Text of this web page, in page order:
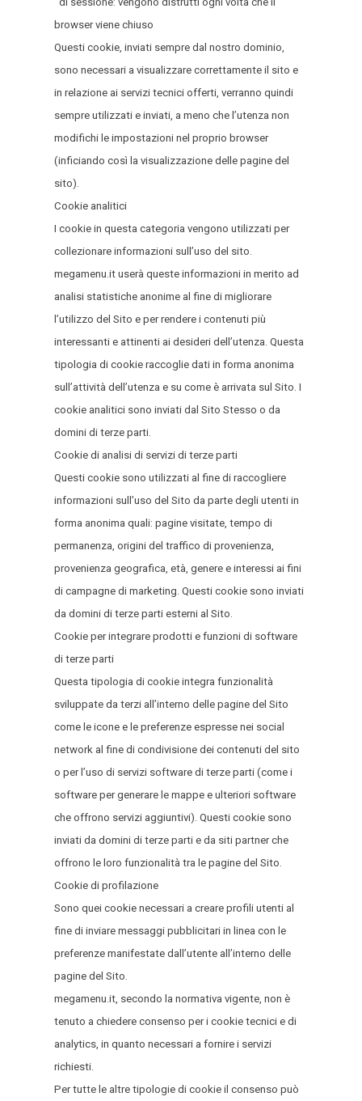
browser viene chiuso
Questi cookie, inviati sempre dal nostro dominio,
sono necessari a visualizzare correttamente il sito e
in relazione ai servizi tecnici offerti, verranno quindi
sempre utilizzati e inviati, a meno che l’utenza non
modifichi le impostazioni nel proprio browser
(inficiando così la visualizzazione delle pagine del
sito).
Cookie analitici
I cookie in questa categoria vengono utilizzati per
collezionare informazioni sull’uso del sito.
megamenu.it userà queste informazioni in merito ad
analisi statistiche anonime al fine di migliorare
l’utilizzo del Sito e per rendere i contenuti più
interessanti e attinenti ai desideri dell’utenza. Questa
tipologia di cookie raccoglie dati in forma anonima
sull’attività dell’utenza e su come è arrivata sul Sito. I
cookie analitici sono inviati dal Sito Stesso o da
domini di terze parti.
Cookie di analisi di servizi di terze parti
Questi cookie sono utilizzati al fine di raccogliere
informazioni sull’uso del Sito da parte degli utenti in
forma anonima quali: pagine visitate, tempo di
permanenza, origini del traffico di provenienza,
provenienza geografica, età, genere e interessi ai fini
di campagne di marketing. Questi cookie sono inviati
da domini di terze parti esterni al Sito.
Cookie per integrare prodotti e funzioni di software
di terze parti
Questa tipologia di cookie integra funzionalità
sviluppate da terzi all’interno delle pagine del Sito
come le icone e le preferenze espresse nei social
network al fine di condivisione dei contenuti del sito
o per l’uso di servizi software di terze parti (come i
software per generare le mappe e ulteriori software
che offrono servizi aggiuntivi). Questi cookie sono
inviati da domini di terze parti e da siti partner che
offrono le loro funzionalità tra le pagine del Sito.
Cookie di profilazione
Sono quei cookie necessari a creare profili utenti al
fine di inviare messaggi pubblicitari in linea con le
preferenze manifestate dall’utente all’interno delle
pagine del Sito.
megamenu.it, secondo la normativa vigente, non è
tenuto a chiedere consenso per i cookie tecnici e di
analytics, in quanto necessari a fornire i servizi
richiesti.
Per tutte le altre tipologie di cookie il consenso può